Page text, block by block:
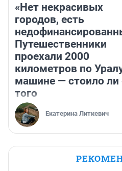
«Нет некрасивых
городов, есть
Путешественники
проехали 2000
километров по
машине — стоило ли
того
Екатерина Литкевич